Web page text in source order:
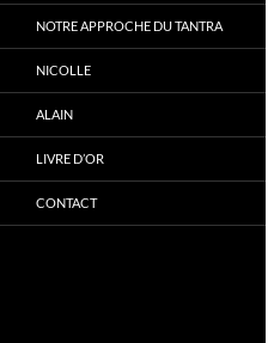
NOTRE APPROCHE DU TANTRA
NICOLLE
ALAIN
LIVRE D’OR
CONTACT